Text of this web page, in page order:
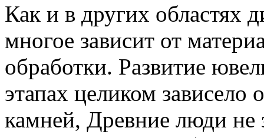
Как и в других областях
многое зависит от
обработки. Развитие
этапах целиком зависело
камней, Древние люди не